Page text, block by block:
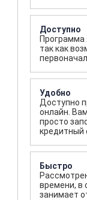
Доступно
Программа
так как
Удобно
Доступно
онлайн.
просто
кредитный
Быстро
времени, в
занимает